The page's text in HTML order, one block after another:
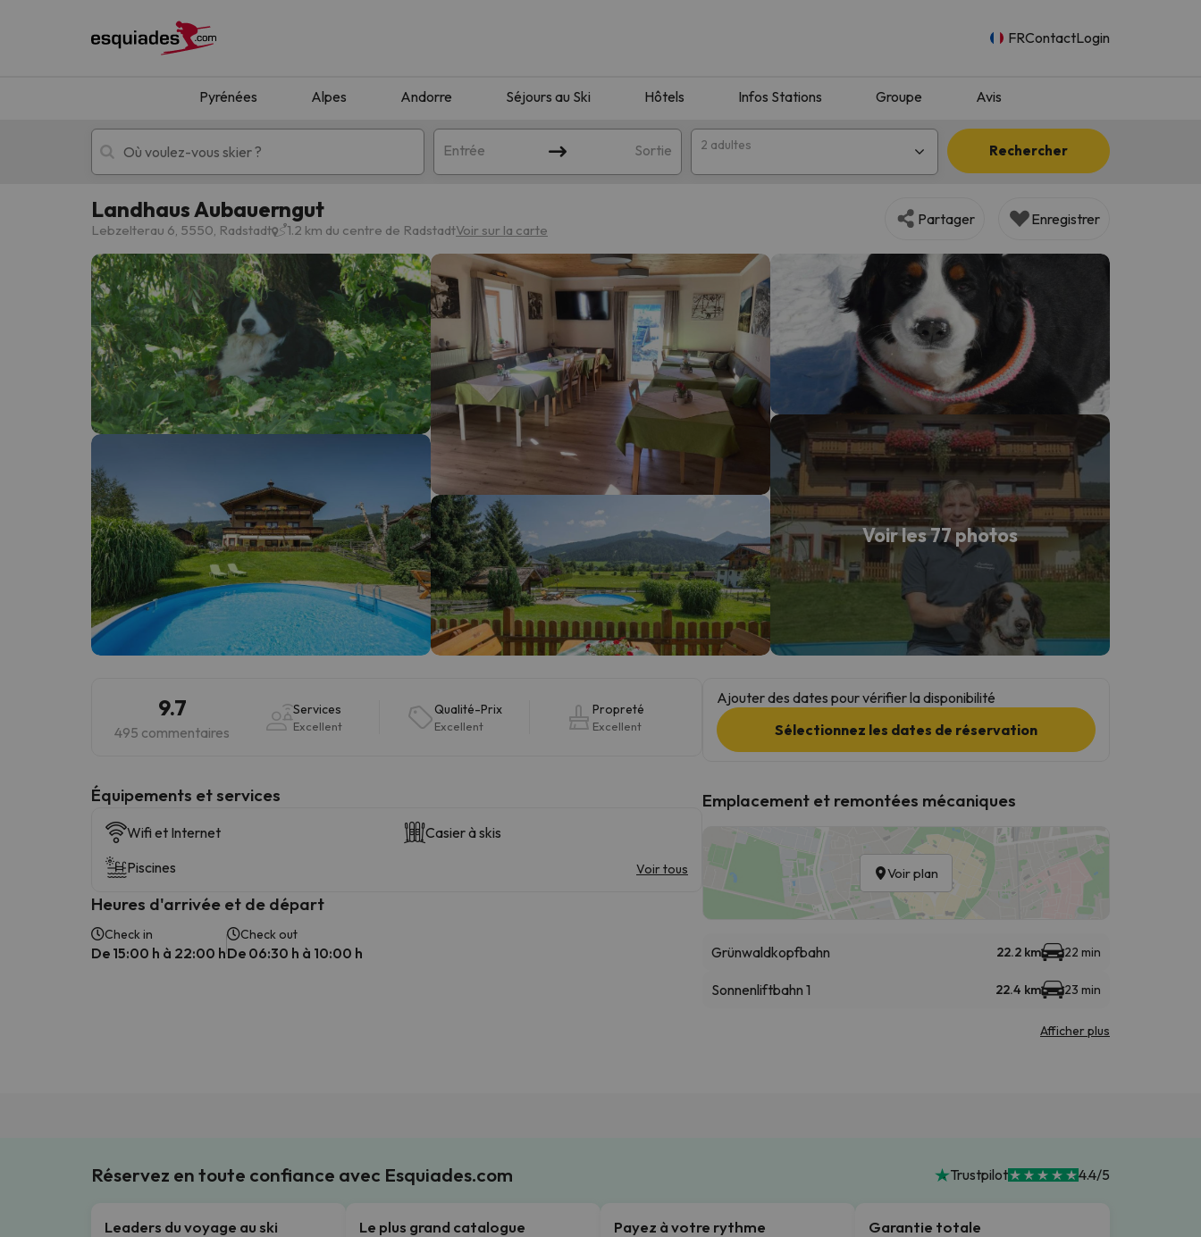
FRContactLogin
Pyrénées Alpes Andorre Séjours au Ski Hôtels Infos Stations Groupe Avis
Entrée Sortie 2 adultes Rechercher
Séjours au ski Séjours montagne
Oups, nous n'avons pas trouvé de résultats correspondant à votre recherche. Essayez de modifier la destination.
Il semble que notre chercheur se soit égaré. Dès qu'il aura retrouvé sa boussole, il reviendra.
Landhaus Aubauerngut
Lebzelterau 6, 5550, Radstadt 1.2 km du centre de RadstadtVoir sur la carte
Partager Enregistrer
Voir les 77 photos
9.7
495 commentaires
Services
Excellent
Qualité-Prix
Excellent
Propreté
Excellent
​Équipements et services
Wifi et Internet
Casier à skis
Piscines
Voir tous
Heures d'arrivée et de départ
Check in
De 15:00 h à 22:00 h
Check out
De 06:30 h à 10:00 h
Ajouter des dates pour vérifier la disponibilité
Sélectionnez les dates de réservation
Emplacement et remontées mécaniques
Voir plan
Grünwaldkopfbahn 22.2 km 22 min
Sonnenliftbahn 1 22.4 km 23 min
Afficher plus
Réservez en toute confiance avec Esquiades.com Trustpilot 4.4/5
Leaders du voyage au ski Le plus grand catalogue Payez à votre rythme Garantie totale